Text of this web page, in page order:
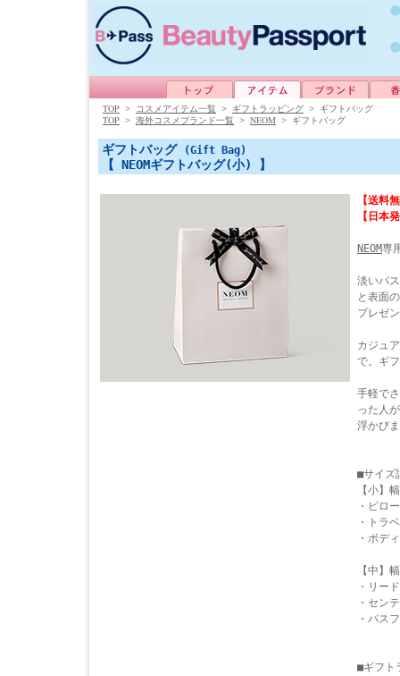
TOP > コスメアイテム一覧 > ギフトラッピング > ギフトバッグ
TOP > 海外コスメブランド一覧 > NEOM > ギフトバッグ
ギフトバッグ (Gift Bag)
【 NEOMギフトバッグ(小) 】
【送料
【日本
NEOM専
淡いパ
と表面
プレゼ
カジュ
で。ギ
手軽で
った人
浮かび
■サイズ
【小】
・ピロ
・トラ
・ボデ
【中】
・リー
・セン
・バス
■ギフト